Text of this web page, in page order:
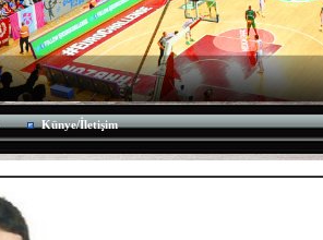
Künye/İletişim